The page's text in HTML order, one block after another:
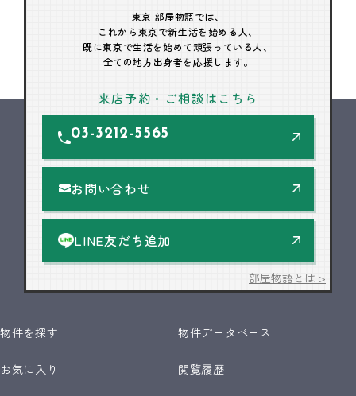
東京 部屋物語では、
これから東京で新生活を始める人、
既に東京で生活を始めて頑張っている人、
全ての地方出身者を応援します。
来店予約・ご相談はこちら
03-3212-5565
お問い合わせ
LINE友だち追加
部屋物語とは >
物件を探す 物件データベース
お気に入り 閲覧履歴